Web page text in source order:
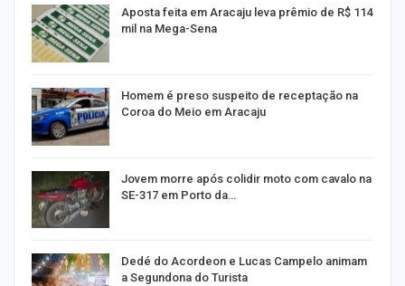
Aposta feita em Aracaju leva prêmio de R$ 114
mil na Mega-Sena
Homem é preso suspeito de receptação na
Coroa do Meio em Aracaju
Jovem morre após colidir moto com cavalo na
SE-317 em Porto da…
Dedé do Acordeon e Lucas Campelo animam
a Segundona do Turista